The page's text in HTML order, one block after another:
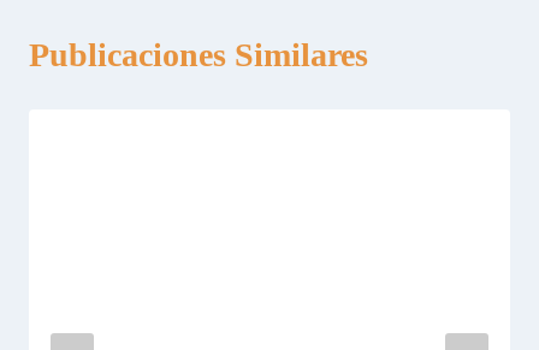
Publicaciones Similares